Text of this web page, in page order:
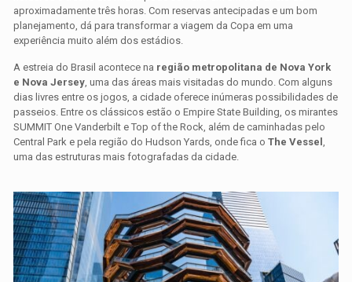
aproximadamente três horas. Com reservas antecipadas e um bom
planejamento, dá para transformar a viagem da Copa em uma
experiência muito além dos estádios.
A estreia do Brasil acontece na região metropolitana de Nova York
e Nova Jersey, uma das áreas mais visitadas do mundo. Com alguns
dias livres entre os jogos, a cidade oferece inúmeras possibilidades de
passeios. Entre os clássicos estão o Empire State Building, os mirantes
SUMMIT One Vanderbilt e Top of the Rock, além de caminhadas pelo
Central Park e pela região do Hudson Yards, onde fica oThe Vessel,
uma das estruturas mais fotografadas da cidade.